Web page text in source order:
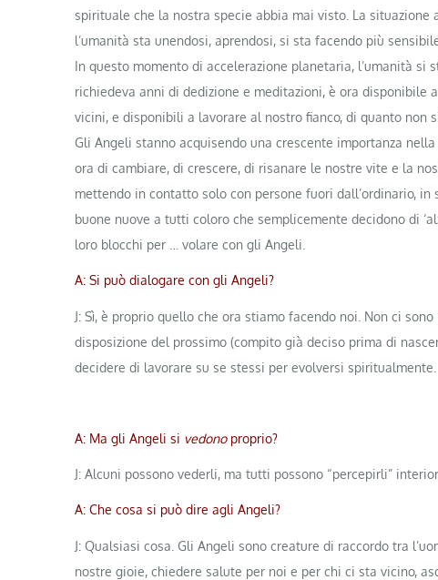
spirituale che la nostra specie abbia mai visto. La
l’umanità sta unendosi, aprendosi, si sta facendo più
In questo momento di accelerazione planetaria, l’umanità
richiedeva anni di dedizione e meditazioni, è ora
vicini, e disponibili a lavorare al nostro fianco, di quanto non
Gli Angeli stanno acquisendo una crescente importanza
ora di cambiare, di crescere, di risanare le nostre vite e la
mettendo in contatto solo con persone fuori dall’ordinario,
buone nuove a tutti coloro che semplicemente decidono di
loro blocchi per … volare con gli Angeli.
A: Si può dialogare con gli Angeli?
J: Sì, è proprio quello che ora stiamo facendo noi. Non ci
disposizione del prossimo (compito già deciso prima di
decidere di lavorare su se stessi per evolversi spiritualmente.
A: Ma gli Angeli si vedonoproprio?
J: Alcuni possono vederli, ma tutti possono “percepirli”
A: Che cosa si può dire agli Angeli?
J: Qualsiasi cosa. Gli Angeli sono creature di raccordo tra
nostre gioie, chiedere salute per noi e per chi ci sta vicino,